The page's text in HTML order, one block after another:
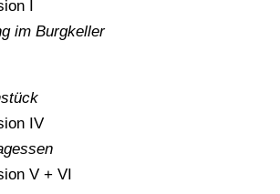
I
im Burgkeller
IV
V + VI